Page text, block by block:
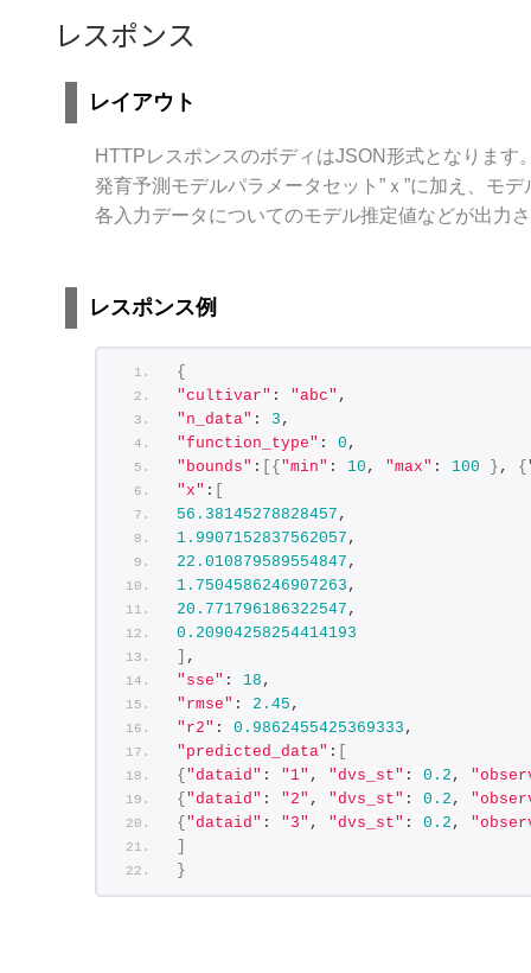
レスポンス
レイアウト
HTTPレスポンスのボディはJSON形式となります
発育予測モデルパラメータセット”ｘ”に加え、モ
各入力データについてのモデル推定値などが出力
レスポンス例
{
"cultivar" : "abc" ,
"n_data" : 3 ,
"function_type" : 0 ,
"bounds" : [{ "min" : 10 , "max" : 100 } , {
"x" :
56.38145278828457 ,
1.9907152837562057 ,
22.010879589554847 ,
1.7504586246907263 ,
20.771796186322547 ,
0.20904258254414193
,
"sse" : 18 ,
"rmse" : 2.45 ,
"r2" : 0.9862455425369333 ,
"predicted_data" :
{ "dataid" : "1" , "dvs_st" : 0.2 ,
{ "dataid" : "2" , "dvs_st" : 0.2 ,
{ "dataid" : "3" , "dvs_st" : 0.2 ,
}